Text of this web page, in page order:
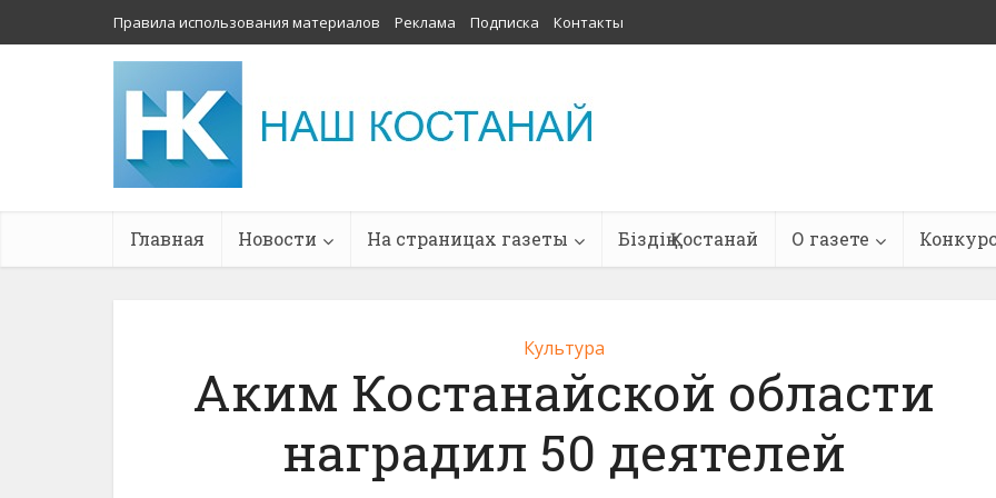
Правила использования материалов Реклама Подписка Контакты
Главная Новости На страницах газеты Біздің Қостанай О газете
Культура
Аким Костанайской области
наградил 50 деятелей